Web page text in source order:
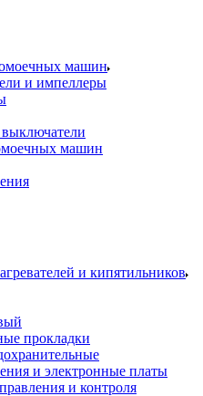
машин
и импеллеры
машин
и кипятильников
прокладки
и электронные платы
и контроля